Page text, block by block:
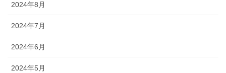
2024年8月
2024年7月
2024年6月
2024年5月